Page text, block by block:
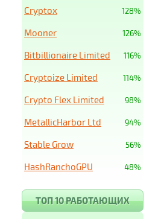
128%
Cryptox
126%
Mooner
116%
Bitbillionaire Limited
114%
Cryptoize Limited
98%
Crypto Flex Limited
94%
MetallicHarbor Ltd
56%
Stable Grow
48%
HashRanchoGPU
ТОП 10 РАБОТАЮЩИХ